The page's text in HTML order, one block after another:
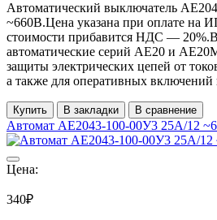
Автоматический выключатель
~660В.Цена указана при оплате на
стоимости прибавится НДС ―
автоматические серий АЕ20 и
защиты электрических цепей от
а также для оперативных включений
Купить В закладки В сравнение
Автомат АЕ2043-100-00У3 25А/12
Цена:
340₽